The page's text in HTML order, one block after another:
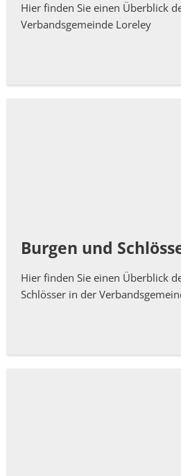
Hier finden Sie einen Überblick
Verbandsgemeinde Loreley
Burgen und
Hier finden Sie einen Überblick
Schlösser in der